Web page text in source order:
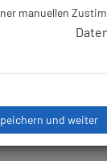
manuellen
und weiter